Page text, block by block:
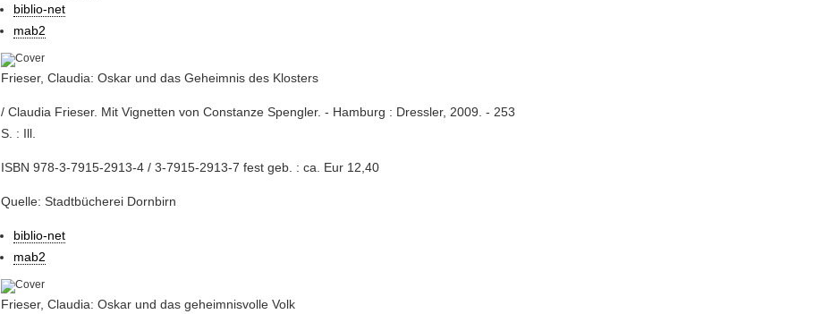
biblio-net
mab2
Frieser, Claudia: Oskar und das Geheimnis des Klosters
/ Claudia Frieser. Mit Vignetten von Constanze Spengler. - Hamburg : Dressler, 2009. - 253
S. : Ill.
ISBN 978-3-7915-2913-4 / 3-7915-2913-7 fest geb. : ca. Eur 12,40
Quelle: Stadtbücherei Dornbirn
biblio-net
mab2
Frieser, Claudia: Oskar und das geheimnisvolle Volk